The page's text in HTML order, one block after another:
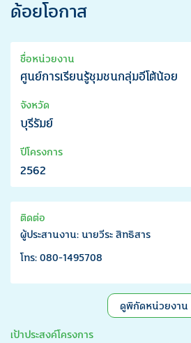
ด้อยโอกาส
ชื่อหน่วยงาน
ศูนย์การเรียนรู้ชุมชนกลุ่มอีโต้น้อย
จังหวัด
บุรีรัมย์
ปีโครงการ
2562
ติดต่อ
ผู้ประสานงาน: นายวีระ สิทธิสาร
โทร: 080-1495708
ดูพิกัดหน่วยงาน
เป้าประสงค์โครงการ